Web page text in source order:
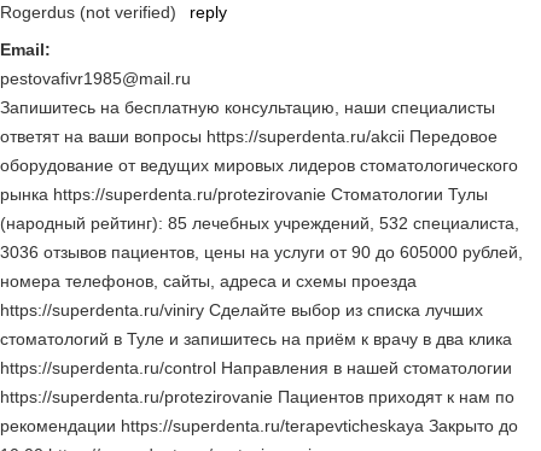
Rogerdus (not verified)
reply
Email:
pestovafivr1985@mail.ru
Запишитесь на бесплатную консультацию, наши специалисты
ответят на ваши вопросы https://superdenta.ru/akcii Передовое
оборудование от ведущих мировых лидеров стоматологического
рынка https://superdenta.ru/protezirovanie Стоматологии Тулы
(народный рейтинг): 85 лечебных учреждений, 532 специалиста,
3036 отзывов пациентов, цены на услуги от 90 до 605000 рублей,
номера телефонов, сайты, адреса и схемы проезда
https://superdenta.ru/viniry Сделайте выбор из списка лучших
стоматологий в Туле и запишитесь на приём к врачу в два клика
https://superdenta.ru/control Направления в нашей стоматологии
https://superdenta.ru/protezirovanie Пациентов приходят к нам по
рекомендации https://superdenta.ru/terapevticheskaya Закрыто до